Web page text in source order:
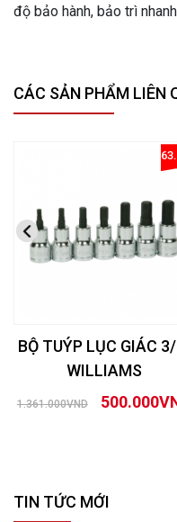
độ bảo hành, bảo trì
CÁC SẢN PHẨM LIÊN
BỘ TUÝP LỤC GIÁC 3/
WILLIAMS
1.361.000VND
TIN TỨC MỚI